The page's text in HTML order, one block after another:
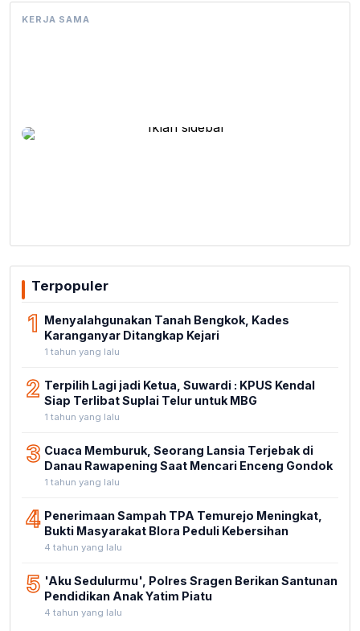
KERJA SAMA
Terpopuler
1 Menyalahgunakan Tanah Bengkok, Kades
Karanganyar Ditangkap Kejari
1 tahun yang lalu
2 Terpilih Lagi jadi Ketua, Suwardi : KPUS Kendal
Siap Terlibat Suplai Telur untuk MBG
1 tahun yang lalu
3 Cuaca Memburuk, Seorang Lansia Terjebak di
Danau Rawapening Saat Mencari Enceng Gondok
1 tahun yang lalu
4 Penerimaan Sampah TPA Temurejo Meningkat,
Bukti Masyarakat Blora Peduli Kebersihan
4 tahun yang lalu
5 'Aku Sedulurmu', Polres Sragen Berikan Santunan
Pendidikan Anak Yatim Piatu
4 tahun yang lalu